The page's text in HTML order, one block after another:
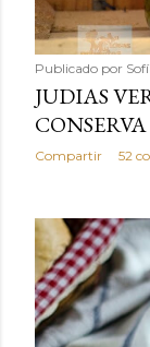
Publicado por
JUDIAS
CONSERVA
Compartir 52